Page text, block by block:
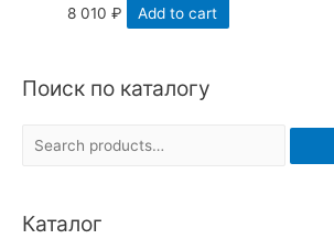
Поиск по каталогу
r
Каталог
8 010₽ Add to cart